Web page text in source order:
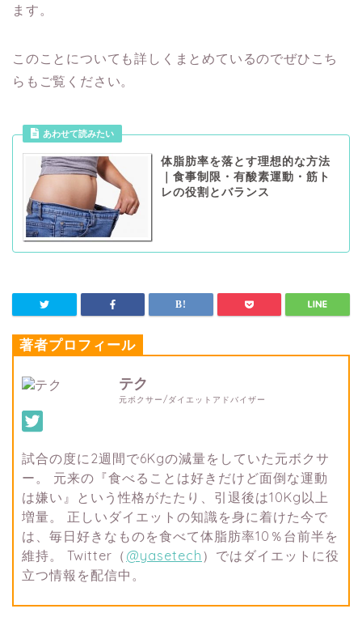
ます。
このことについても詳しくまとめているのでぜひこち
らもご覧ください。
あわせて読みたい
体脂肪率を落とす理想的な方法
｜食事制限・有酸素運動・筋ト
レの役割とバランス
著者プロフィール
テク
元ボクサー/ダイエットアドバイザー
試合の度に2週間で6Kgの減量をしていた元ボクサ
ー。 元来の『食べることは好きだけど面倒な運動
は嫌い』という性格がたたり、引退後は10Kg以上
増量。 正しいダイエットの知識を身に着けた今で
は、毎日好きなものを食べて体脂肪率10％台前半を
維持。 Twitter（ @yasetech ）ではダイエットに役
立つ情報を配信中。